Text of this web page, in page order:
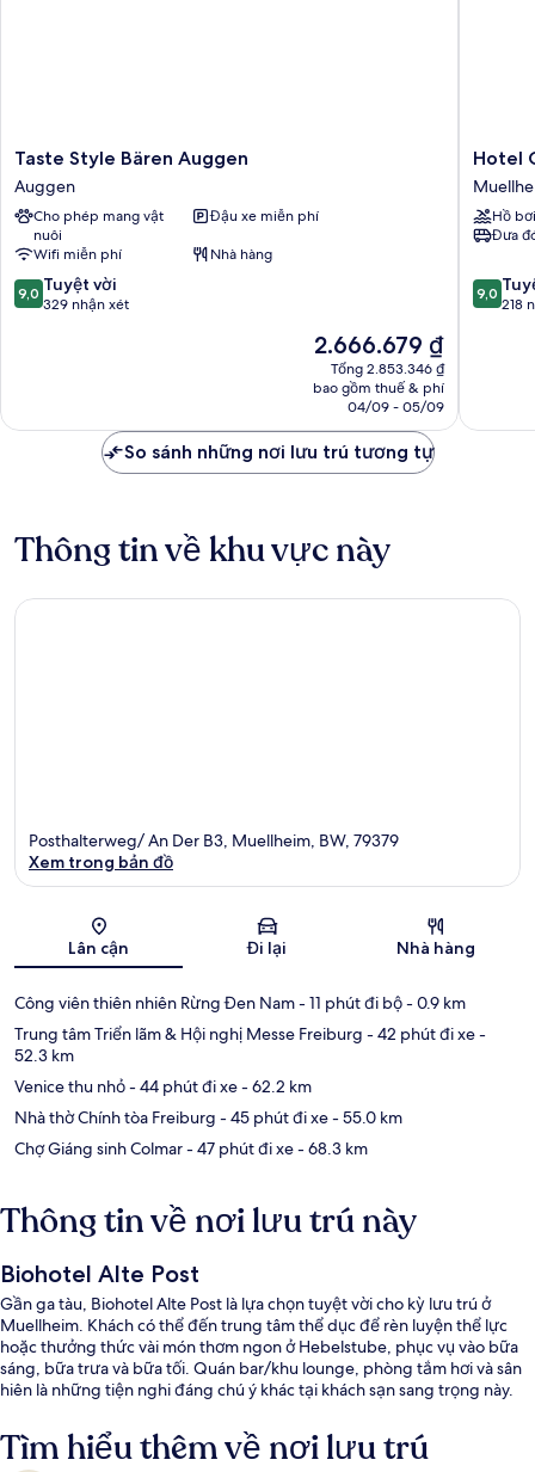
Taste
Style
Bären
Auggen
Auggen
Taste Style Bären Auggen
Auggen
Cho phép mang vật
nuôi
Đậu xe miễn phí
Wifi miễn phí
Nhà hàng
9.0
trên
xét
9,0 Tuyệt vời
329 nhận xét
Giá
hiện
tại
2.666.679 ₫
2.666.679 ₫
Tổng 2.853.346 ₫
bao gồm thuế & phí
04/09 - 05/09
Hotel
Garni
Hotel
Hồ bơi
Đưa
9.0
trên
xét
9,0
218
So sánh những nơi lưu trú tương tự
Thông tin về khu vực này
Bản đồ
Posthalterweg/ An Der B3, Muellheim, BW, 79379
Xem trong bản đồ
Lân cận Đi lại Nhà hàng
Công viên thiên nhiên Rừng Đen Nam- 11 phút đi bộ- 0.9 km
Trung tâm Triển lãm & Hội nghị Messe Freiburg - 42 phút đi xe-
52.3 km
Venice thu nhỏ- 44 phút đi xe- 62.2 km
Nhà thờ Chính tòa Freiburg - 45 phút đi xe- 55.0 km
Chợ Giáng sinh Colmar- 47 phút đi xe- 68.3 km
Thông tin về nơi lưu trú này
Biohotel Alte Post
Gần ga tàu, Biohotel Alte Post là lựa chọn tuyệt vời cho kỳ lưu trú ở
Muellheim. Khách có thể đến trung tâm thể dục để rèn luyện thể lực
hoặc thưởng thức vài món thơm ngon ở Hebelstube, phục vụ vào bữa
sáng, bữa trưa và bữa tối. Quán bar/khu lounge, phòng tắm hơi và sân
hiên là những tiện nghi đáng chú ý khác tại khách sạn sang trọng này.
Tìm hiểu thêm về nơi lưu trú